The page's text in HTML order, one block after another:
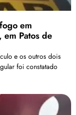
em
Patos de
e os outros dois
foi constatado